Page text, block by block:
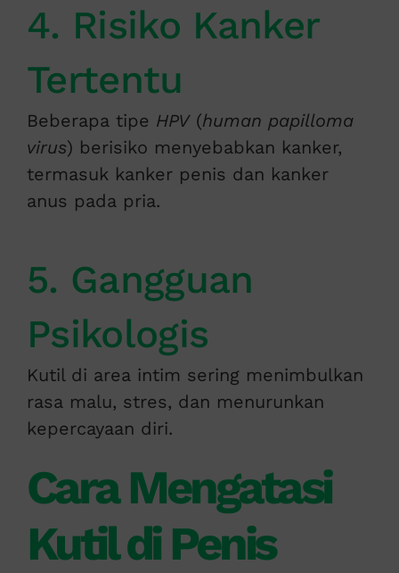
4. Risiko Kanker
Tertentu
Beberapa tipe HPV(human papilloma
virus) berisiko menyebabkan kanker,
termasuk kanker penis dan kanker
anus pada pria.
5. Gangguan
Psikologis
Kutil di area intim sering menimbulkan
rasa malu, stres, dan menurunkan
kepercayaan diri.
Cara Mengatasi
Kutil di Penis